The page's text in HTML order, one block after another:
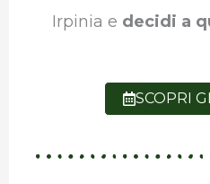
Irpinia e decidi a
SCOPRI